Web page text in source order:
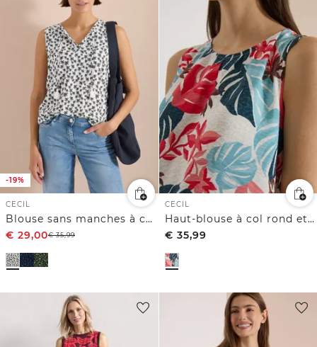
-19%
CECIL
Blouse sans manches à col fendu et imprimé palmiers
€ 29,00€35,99
CECIL
Haut-blouse à col rond et imprimé feuillage
€ 35,99